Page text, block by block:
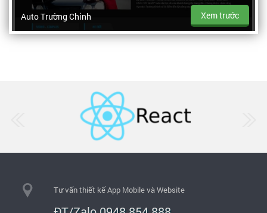
Auto Trường Chinh Xem trước
Tư vấn thiết kế App Mobile và Website